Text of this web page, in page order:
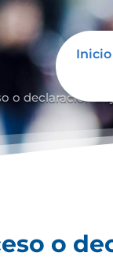
Inicio
o declaración
o